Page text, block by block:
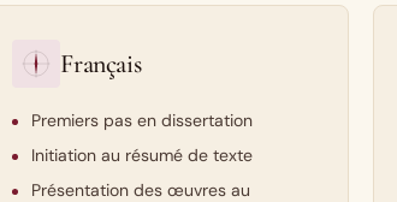
Français
Premiers pas en dissertation
Initiation au résumé de texte
Présentation des œuvres au